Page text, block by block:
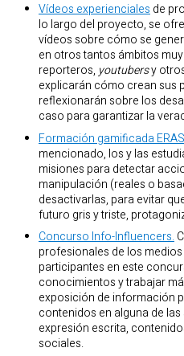
Vídeos experiencialesde
lo largo del proyecto, se
vídeos sobre cómo se
en otros tantos ámbitos
reporteros, youtubersy
explicarán cómo crean sus
reflexionarán sobre los
caso para garantizar la
Formación gamificada
mencionado, los y las
misiones para detectar
manipulación (reales o
desactivarlas, para evitar
futuro gris y triste,
Concurso Info-Influencers.
profesionales de los
participantes en este
conocimientos y trabajar
exposición de información
contenidos en alguna de
expresión escrita,
sociales.